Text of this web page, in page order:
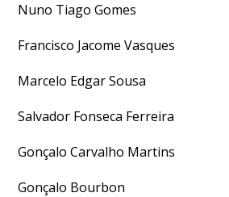
Nuno Tiago Gomes
Francisco Jacome Vasques
Marcelo Edgar Sousa
Salvador Fonseca Ferreira
Gonçalo Carvalho Martins
Gonçalo Bourbon